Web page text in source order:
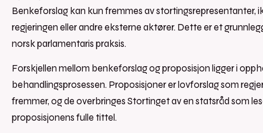
Benkeforslag kan kun fremmes av stortingsrepresentanter,
regjeringen eller andre eksterne aktører. Dette er et
norsk parlamentaris praksis.
Forskjellen mellom benkeforslag og proposisjon ligger i
behandlingsprosessen. Proposisjoner er lovforslag som
fremmer, og de overbringes Stortinget av en statsråd som
proposisjonens fulle tittel.